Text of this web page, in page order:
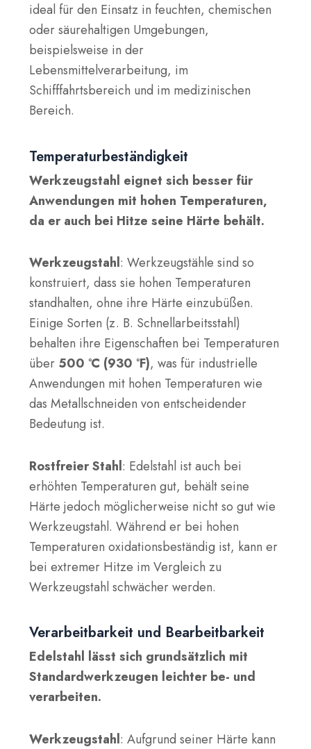
ideal für den Einsatz in feuchten, chemischen
oder säurehaltigen Umgebungen,
beispielsweise in der
Lebensmittelverarbeitung, im
Schifffahrtsbereich und im medizinischen
Bereich.
Temperaturbeständigkeit
Werkzeugstahl eignet sich besser für
Anwendungen mit hohen Temperaturen,
da er auch bei Hitze seine Härte behält.
Werkzeugstahl: Werkzeugstähle sind so
konstruiert, dass sie hohen Temperaturen
standhalten, ohne ihre Härte einzubüßen.
Einige Sorten (z. B. Schnellarbeitsstahl)
behalten ihre Eigenschaften bei Temperaturen
über 500 °C (930 °F), was für industrielle
Anwendungen mit hohen Temperaturen wie
das Metallschneiden von entscheidender
Bedeutung ist.
Rostfreier Stahl: Edelstahl ist auch bei
erhöhten Temperaturen gut, behält seine
Härte jedoch möglicherweise nicht so gut wie
Werkzeugstahl. Während er bei hohen
Temperaturen oxidationsbeständig ist, kann er
bei extremer Hitze im Vergleich zu
Werkzeugstahl schwächer werden.
Verarbeitbarkeit und Bearbeitbarkeit
Edelstahl lässt sich grundsätzlich mit
Standardwerkzeugen leichter be- und
verarbeiten.
Werkzeugstahl: Aufgrund seiner Härte kann